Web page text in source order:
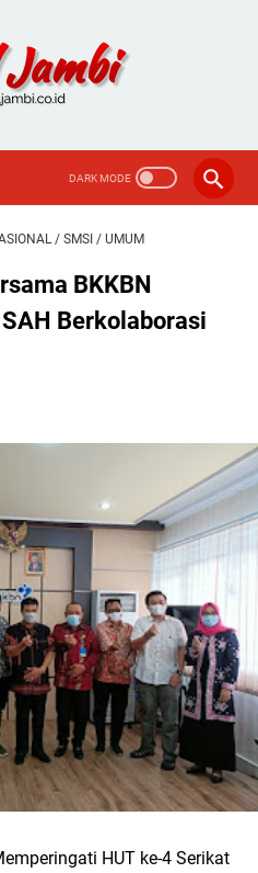
/ SMSI / UMUM
BKKBN
Berkolaborasi
HUT ke-4 Serikat